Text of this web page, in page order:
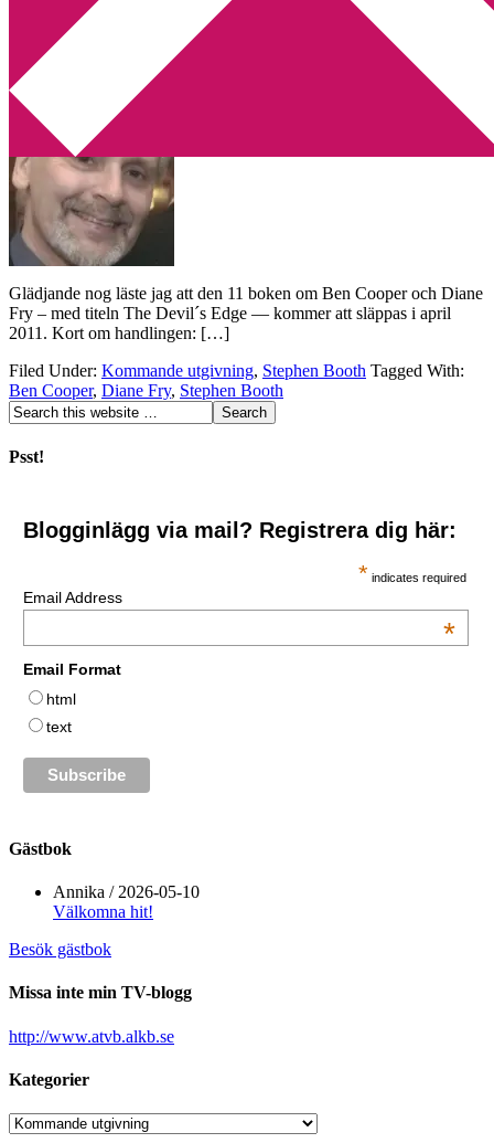
11 boken om Cooper & Fry duon
2010-11-17 Annika
Glädjande nog läste jag att den 11 boken om Ben Cooper och Diane
Fry – med titeln The Devil´s Edge — kommer att släppas i april
2011. Kort om handlingen: […]
Filed Under: Kommande utgivning, Stephen Booth Tagged With:
Ben Cooper, Diane Fry, Stephen Booth
Psst!
Blogginlägg via mail? Registrera dig här:
* indicates required
Email Address
*
Email Format
html
text
Gästbok
Annika / 2026-05-10
Välkomna hit!
Besök gästbok
Missa inte min TV-blogg
http://www.atvb.alkb.se
Kategorier
Kategorier